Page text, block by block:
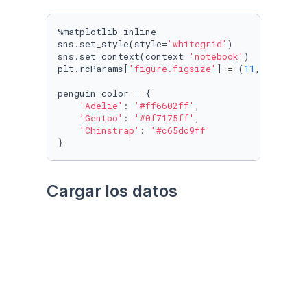
%matplotlib inline
sns.set_style(style='whitegrid' )
sns.set_context(context='notebook' )
plt.rcParams[ 'figure.figsize' ] = ( 11 ,
penguin_color = {
'Adelie' : '#ff6602ff' ,
'Gentoo' : '#0f7175ff' ,
'Chinstrap' :
'#c65dc9ff'
}
Cargar los datos